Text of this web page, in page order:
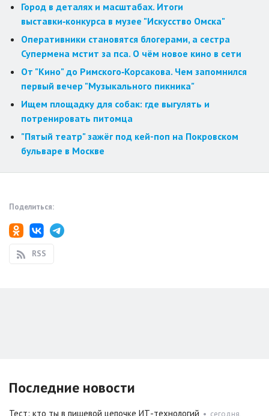
Город в деталях и масштабах. Итоги
выставки‑конкурса в музее "Искусство Омска"
Оперативники становятся блогерами, а сестра
Супермена мстит за пса. О чём новое кино в сети
От "Кино" до Римского‑Корсакова. Чем запомнился
первый вечер "Музыкального пикника"
Ищем площадку для собак: где выгулять и
потренировать питомца
"Пятый театр" зажёг под кей-поп на Покровском
бульваре в Москве
Поделиться:
RSS
Последние новости
Тест: кто ты в пищевой цепочке ИТ-технологий